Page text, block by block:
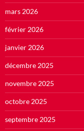
mars 2026
février 2026
janvier 2026
décembre 2025
novembre 2025
octobre 2025
septembre 2025